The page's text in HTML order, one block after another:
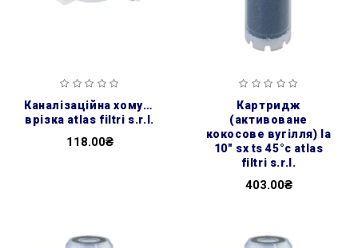
каналізаційна хомут-
врізка atlas filtri s.r.l.
118.00₴
картридж
(активоване
кокосове вугілля) la
10″ sx ts 45°c atlas
filtri s.r.l.
403.00₴